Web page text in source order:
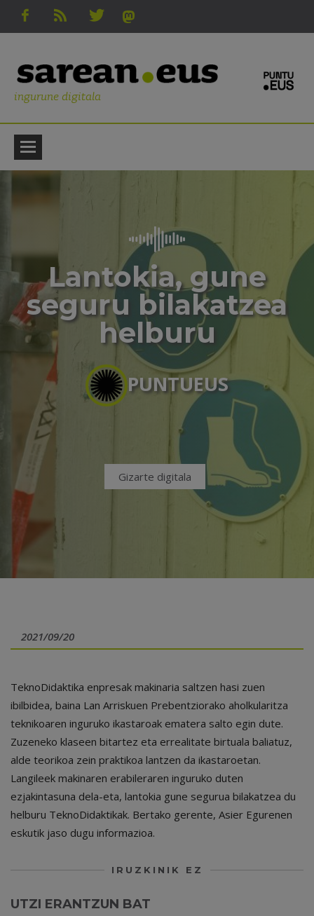
ingurune digitala
Lantokia, gune
seguru bilakatzea
helburu
PUNTUEUS
Gizarte digitala
2021/09/20
TeknoDidaktika enpresak makinaria saltzen hasi zuen
ibilbidea, baina Lan Arriskuen Prebentziorako aholkularitza
teknikoaren inguruko ikastaroak ematera salto egin dute.
Zuzeneko klaseen bitartez eta errealitate birtuala baliatuz,
alde teorikoa zein praktikoa lantzen da ikastaroetan.
Langileek makinaren erabileraren inguruko duten
ezjakintasuna dela-eta, lantokia gune segurua bilakatzea du
helburu TeknoDidaktikak. Bertako gerente, Asier Egurenen
eskutik jaso dugu informazioa.
IRUZKINIK EZ
UTZI ERANTZUN BAT